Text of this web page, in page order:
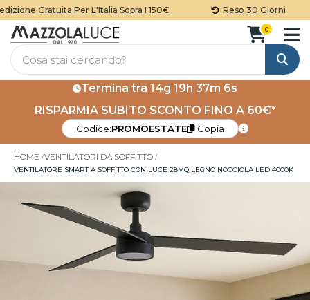
Gratuita Per L'Italia Sopra I 150€ Reso 30 Giorni
Cerca
0
Termina tra 14g 19h 37m 6s
RISPARMIA SUBITO SCONTO FINO A 60€*
Codice:PROMOESTATE Copia
HOME VENTILATORI DA SOFFITTO
VENTILATORE SMART A SOFFITTO CON LUCE 28MQ LEGNO NOCCIOLA LED 4000K